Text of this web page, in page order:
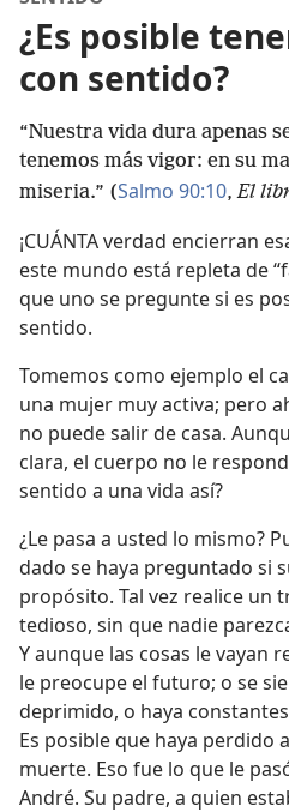
¿Es posible
con sentido?
“Nuestra vida dura apenas
tenemos más vigor: en su
miseria.” (Salmo 90:10,El
¡CUÁNTA verdad encierran
este mundo está repleta de
que uno se pregunte si es
sentido.
Tomemos como ejemplo el
una mujer muy activa; pero
no puede salir de casa.
clara, el cuerpo no le
sentido a una vida así?
¿Le pasa a usted lo mismo?
dado se haya preguntado si
propósito. Tal vez realice un
tedioso, sin que nadie
Y aunque las cosas le vayan
le preocupe el futuro; o se
deprimido, o haya
Es posible que haya perdido
muerte. Eso fue lo que le
André. Su padre, a quien